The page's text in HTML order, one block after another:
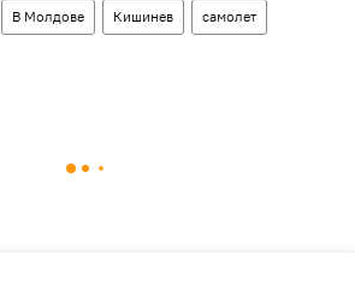
В Молдове Кишинев самолет